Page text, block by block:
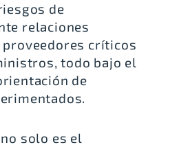
de
relaciones
críticos
todo bajo el
de
solo es el